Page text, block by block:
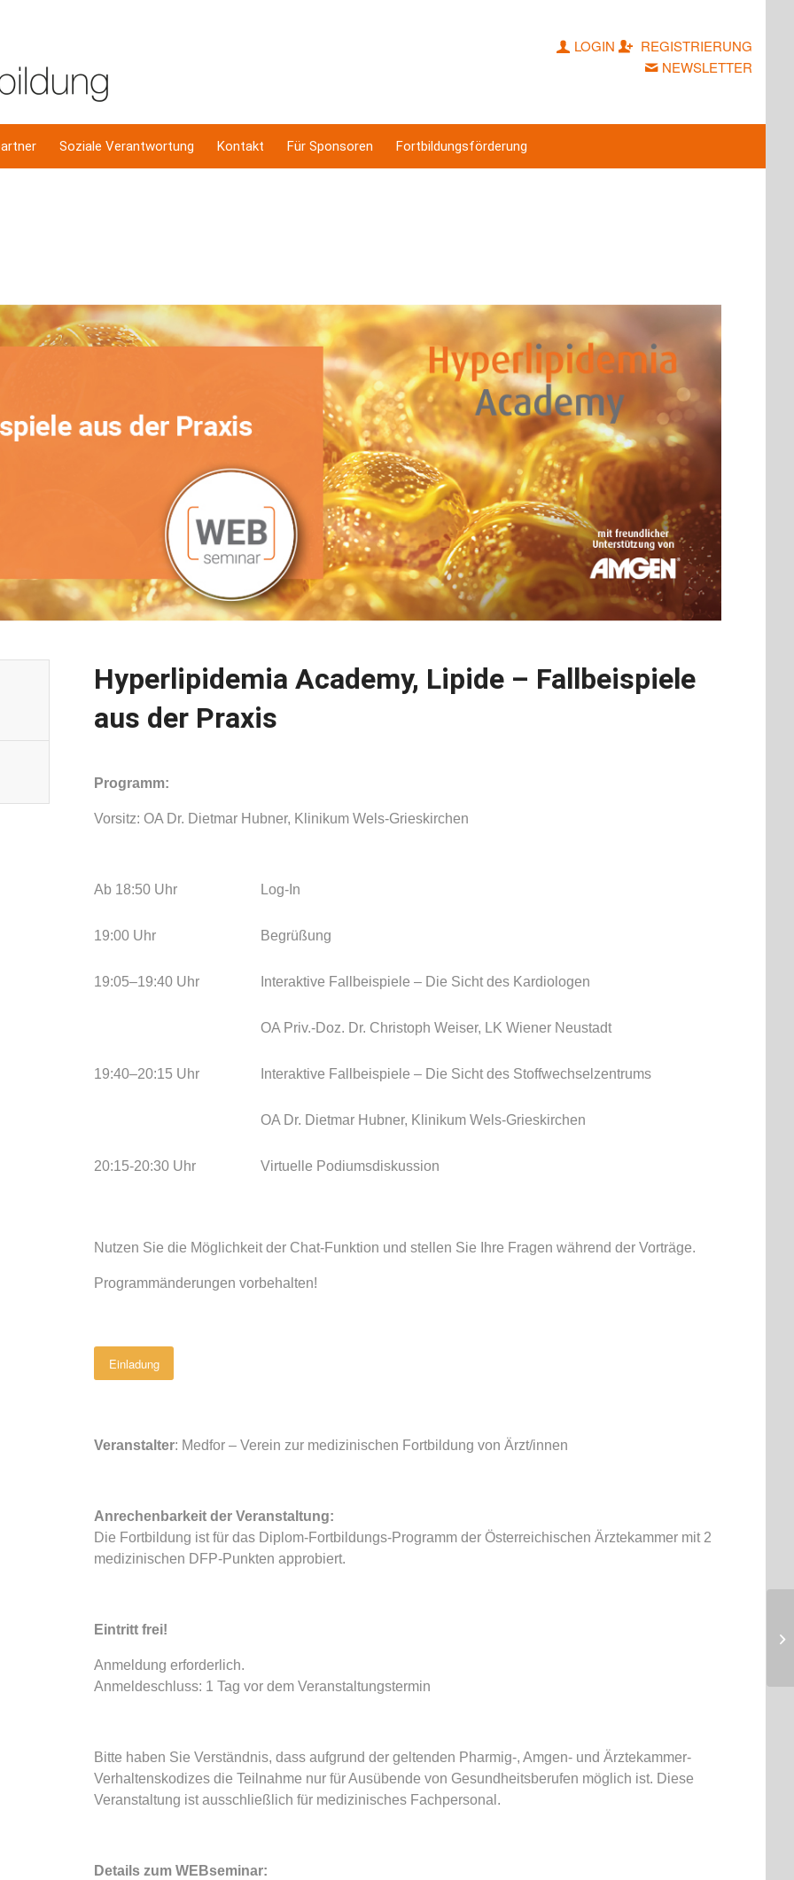
LOGIN
REGISTRIERUNG
NEWSLETTER
Soziale Verantwortung Kontakt Für Sponsoren Fortbildungsförderung
Hyperlipidemia Academy, Lipide – Fallbeispiele
aus der Praxis
Programm:
Vorsitz: OA Dr. Dietmar Hubner, Klinikum Wels-Grieskirchen
Ab 18:50 Uhr Log-In
19:00 Uhr Begrüßung
19:05–19:40 Uhr Interaktive Fallbeispiele – Die Sicht des Kardiologen
OA Priv.-Doz. Dr. Christoph Weiser, LK Wiener Neustadt
19:40–20:15 Uhr Interaktive Fallbeispiele – Die Sicht des Stoffwechselzentrums
OA Dr. Dietmar Hubner, Klinikum Wels-Grieskirchen
20:15-20:30 Uhr Virtuelle Podiumsdiskussion
Nutzen Sie die Möglichkeit der Chat-Funktion und stellen Sie Ihre Fragen während der Vorträge.
Programmänderungen vorbehalten!
Einladung
Veranstalter: Medfor – Verein zur medizinischen Fortbildung von Ärzt/innen
Anrechenbarkeit der Veranstaltung:
Die Fortbildung ist für das Diplom-Fortbildungs-Programm der Österreichischen Ärztekammer mit 2
medizinischen DFP-Punkten approbiert.
Eintritt frei!
Anmeldung erforderlich.
Anmeldeschluss: 1 Tag vor dem Veranstaltungstermin
Bitte haben Sie Verständnis, dass aufgrund der geltenden Pharmig-, Amgen- und Ärztekammer-
Verhaltenskodizes die Teilnahme nur für Ausübende von Gesundheitsberufen möglich ist. Diese
Veranstaltung ist ausschließlich für medizinisches Fachpersonal.
Details zum WEBseminar: